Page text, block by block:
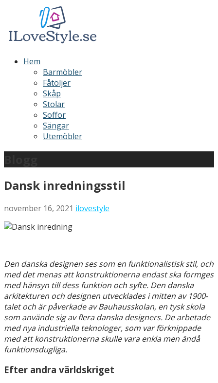
innehåll
Hem
Barmöbler
Fåtöljer
Skåp
Stolar
Soffor
Sängar
Utemöbler
Dansk inredningsstil
november 16, 2021 ilovestyle
Den danska designen ses som en funktionalistisk stil, och
med det menas att konstruktionerna endast ska formges
med hänsyn till dess funktion och syfte. Den danska
arkitekturen och designen utvecklades i mitten av 1900-
talet och är påverkade av Bauhausskolan, en tysk skola
som använde sig av flera danska designers. De arbetade
med nya industriella teknologer, som var förknippade
med att konstruktionerna skulle vara enkla men ändå
funktionsdugliga.
Efter andra världskriget